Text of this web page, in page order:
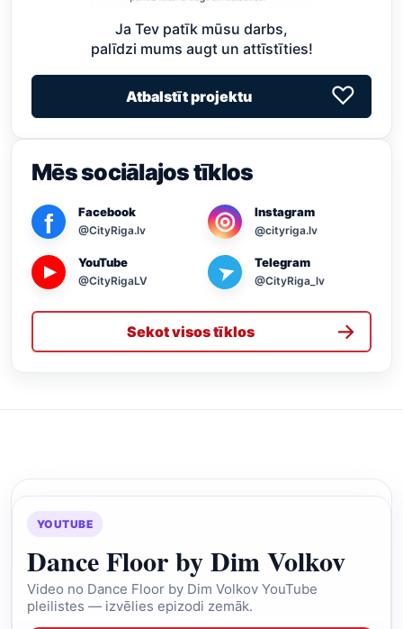
Ja Tev patīk mūsu darbs,
palīdzi mums augt un attīstīties!
Atbalstīt projektu ♡
Mēs sociālajos tīklos
f Facebook
@CityRiga.lv ◎ Instagram
@cityriga.lv
▶
YouTube
@CityRigaLV ➤ Telegram
@CityRiga_lv
Sekot visos tīklos →
YOUTUBE
Dance Floor by Dim Volkov
Video no Dance Floor by Dim Volkov YouTube
pleilistes — izvēlies epizodi zemāk.